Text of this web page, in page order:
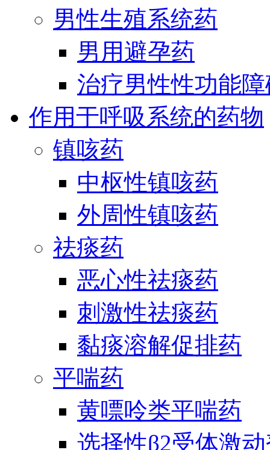
男性生殖系统药
男用避孕药
治疗男性性功能
作用于呼吸系统的药物
镇咳药
中枢性镇咳药
外周性镇咳药
祛痰药
恶心性祛痰药
刺激性祛痰药
黏痰溶解促排药
平喘药
黄嘌呤类平喘药
选择性β2受体激